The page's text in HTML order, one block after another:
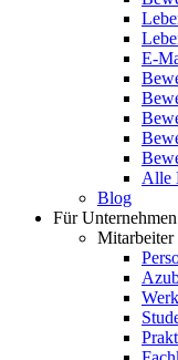
E-
Alle
Blog
Für Unternehmen
Mitarbeiter